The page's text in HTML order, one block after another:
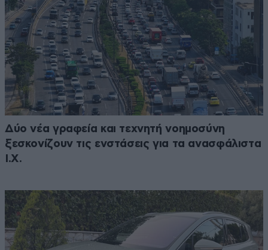
Δύο νέα γραφεία και τεχνητή νοημοσύνη
ξεσκονίζουν τις ενστάσεις για τα ανασφάλιστα
Ι.Χ.